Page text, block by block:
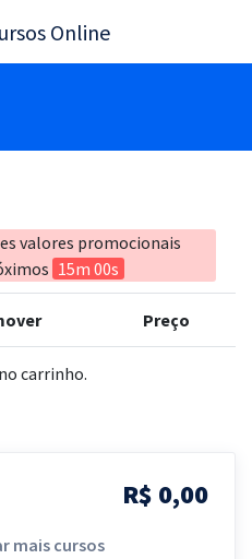
valores promocionais
15m 00s
Preço
carrinho.
R$ 0,00
mais cursos